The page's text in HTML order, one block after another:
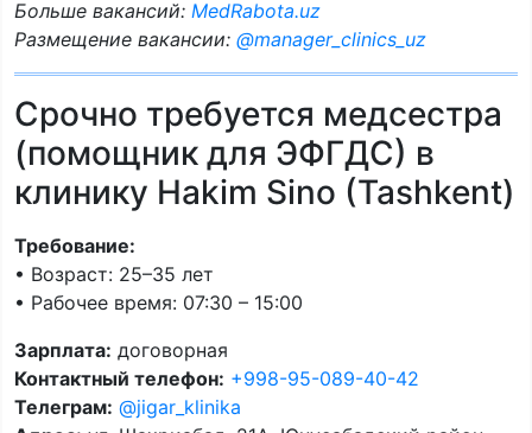
Больше вакансий: MedRabota.uz
Размещение вакансии: @manager_clinics_uz
Срочно требуется медсестра
(помощник для ЭФГДС) в
клинику Hakim Sino (Tashkent)
Требование:
• Возраст: 25–35 лет
• Рабочее время: 07:30 – 15:00
Зарплата: договорная
Контактный телефон: +998-95-089-40-42
Телеграм: @jigar_klinika